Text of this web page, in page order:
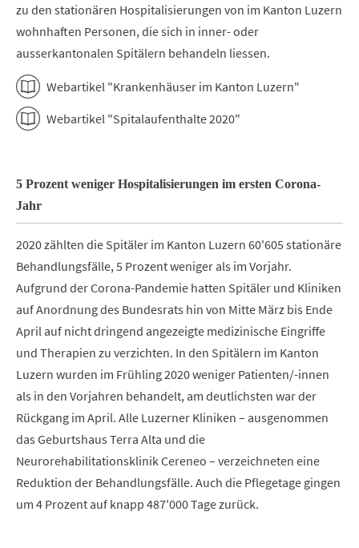
zu den stationären Hospitalisierungen von im Kanton Luzern
wohnhaften Personen, die sich in inner- oder
ausserkantonalen Spitälern behandeln liessen.
Webartikel "Krankenhäuser im Kanton Luzern"
Webartikel "Spitalaufenthalte 2020"
5 Prozent weniger Hospitalisierungen im ersten Corona-
Jahr
2020 zählten die Spitäler im Kanton Luzern 60'605 stationäre
Behandlungsfälle, 5 Prozent weniger als im Vorjahr.
Aufgrund der Corona-Pandemie hatten Spitäler und Kliniken
auf Anordnung des Bundesrats hin von Mitte März bis Ende
April auf nicht dringend angezeigte medizinische Eingriffe
und Therapien zu verzichten. In den Spitälern im Kanton
Luzern wurden im Frühling 2020 weniger Patienten/-innen
als in den Vorjahren behandelt, am deutlichsten war der
Rückgang im April. Alle Luzerner Kliniken – ausgenommen
das Geburtshaus Terra Alta und die
Neurorehabilitationsklinik Cereneo – verzeichneten eine
Reduktion der Behandlungsfälle. Auch die Pflegetage gingen
um 4 Prozent auf knapp 487'000 Tage zurück.